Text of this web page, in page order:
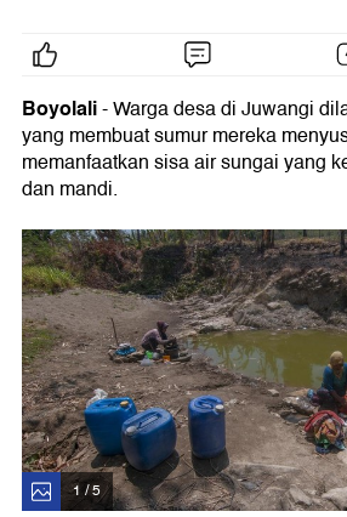
Boyolali- Warga desa di Juwangi
yang membuat sumur mereka
memanfaatkan sisa air sungai yang
dan mandi.
1 / 5